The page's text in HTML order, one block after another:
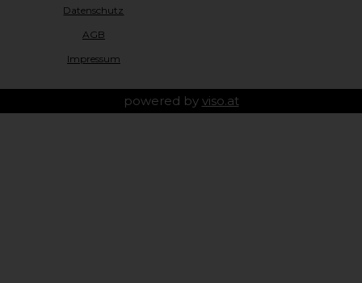
Datenschutz
AGB
Impressum
powered by viso.at